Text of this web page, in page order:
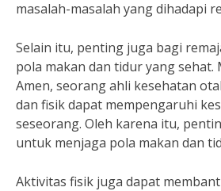
masalah-masalah yang dihadapi
Selain itu, penting juga bagi
pola makan dan tidur yang sehat.
Amen, seorang ahli kesehatan
dan fisik dapat mempengaruhi
seseorang. Oleh karena itu,
untuk menjaga pola makan dan
Aktivitas fisik juga dapat